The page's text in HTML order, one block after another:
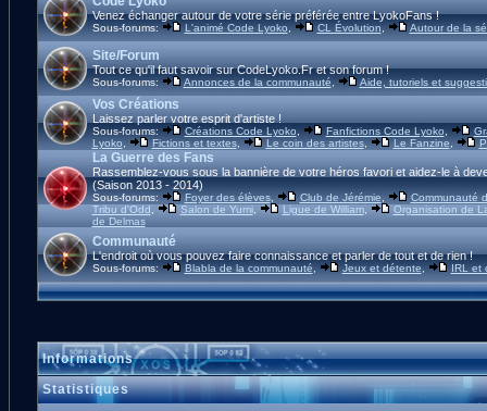
Venez échanger autour de votre série préférée entre LyokoFans !
Sous-forums: L'animé Code Lyoko, CL Évolution Autour de la
Site/Forum
Tout ce qu'il faut savoir sur CodeLyoko.Fr et son forum !
Sous-forums: Annonces de la communauté, Aide, tutoriels et
Vos Créations
Laissez parler votre esprit d'artiste !
Sous-forums: Créations Code Lyoko, Fanfictions Code Lyoko,
Lyoko, Fictions et textes, Le coin des artistes, Le Fanzine
La Guerre des Fans
Rassemblez-vous sous la bannière de votre héros favori et aidez-le à
(Saison 2013 - 2014)
Sous-forums: Foyer des élèves, Club de Jérémie
Communauté
Tribu d'Odd
Salon de Yumi, Ligue de William,
Organisation de
de Delmas
Communauté
L'endroit où vous pouvez faire connaissance et parler de tout et de rien !
Sous-forums: Blabla de la communauté, Jeux et détente, IRL et
Informations
Statistiques